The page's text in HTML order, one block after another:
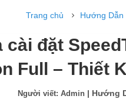
Trang chủ Hướng Dẫn
đặt
Full – Thiết
Người viết: Admin | Hướng